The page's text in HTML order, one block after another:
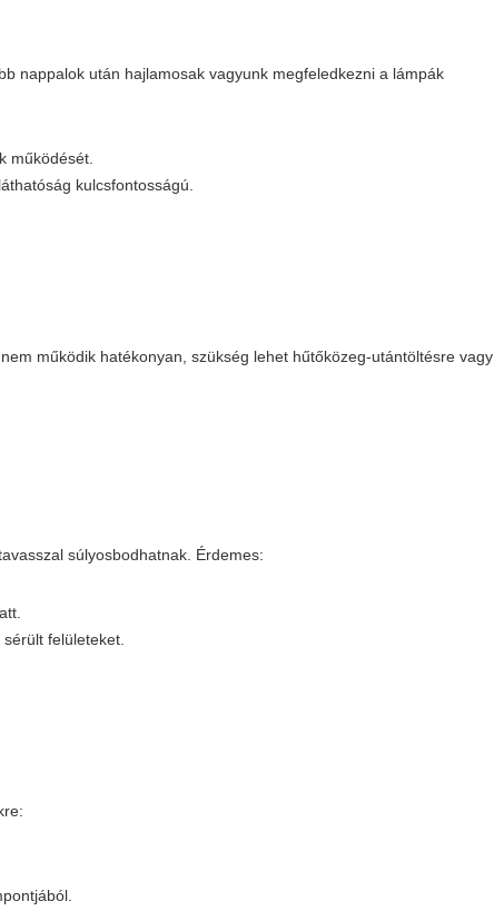
nappalok után hajlamosak vagyunk megfeledkezni a lámpák
működését.
kulcsfontosságú.
működik hatékonyan, szükség lehet hűtőközeg-utántöltésre vagy
súlyosbodhatnak. Érdemes:
felületeket.